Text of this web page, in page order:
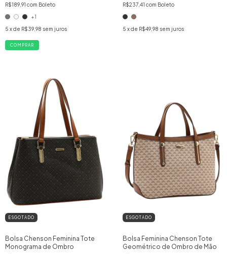
R$189,91 com Boleto
+1
5 x de R$39,98 sem juros
COMPRAR
R$237,41 com Boleto
5 x de R$49,98 sem juros
ESGOTADO
Bolsa Chenson Feminina Tote
Monograma de Ombro
ESGOTADO
Bolsa Feminina Chenson Tote
Geométrico de Ombro de Mão